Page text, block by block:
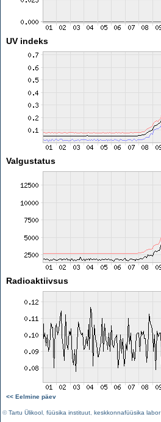
UV indeks
Valgustatus
Radioaktiivsus
<< Eelmine päev
©Tartu Ülikool füüsika instituut keskkonnafüüsika labor